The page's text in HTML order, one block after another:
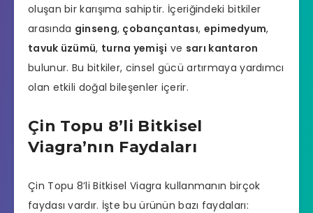
oluşan bir karışıma sahiptir. İçeriğindeki bitkiler
arasında ginseng, çobançantası, epimedyum,
tavuk üzümü, turna yemişi ve sarı kantaron
bulunur. Bu bitkiler, cinsel gücü artırmaya yardımcı
olan etkili doğal bileşenler içerir.
Çin Topu 8’li Bitkisel
Viagra’nın Faydaları
Çin Topu 8’li Bitkisel Viagra kullanmanın birçok
faydası vardır. İşte bu ürünün bazı faydaları: